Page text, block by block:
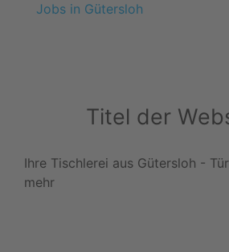
Jobs in Gütersloh
Titel der
Ihre Tischlerei aus Gütersloh -
mehr